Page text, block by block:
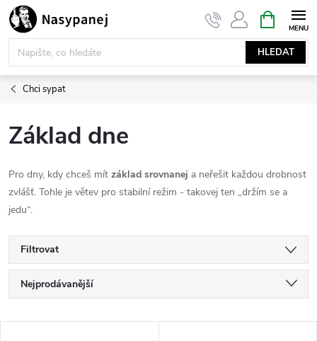
Přejít
na
obsah
HLEDAT
NÁKUPNÍ
KOŠÍK
Chci sypat
Základ dne
Pro dny, kdy chceš mít základ srovnanej a neřešit každou drobnost
zvlášť. Tohle je větev pro stabilní režim - takovej ten „držím se a
jedu“.
Filtrovat
Ř
a
Nejprodávanější